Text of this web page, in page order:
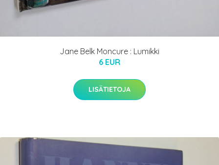
Jane Belk Moncure : Lumikki
6 EUR
LISÄTIETOJA